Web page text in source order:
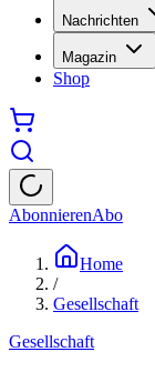
Nachrichten
Magazin
Shop
AbonnierenAbo
Home
/
Gesellschaft
Gesellschaft